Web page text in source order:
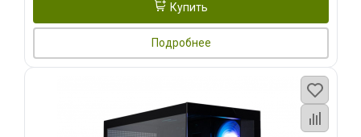
Купить
Подробнее